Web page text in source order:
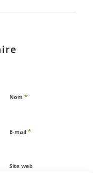
Nom *
E-mail *
Site web